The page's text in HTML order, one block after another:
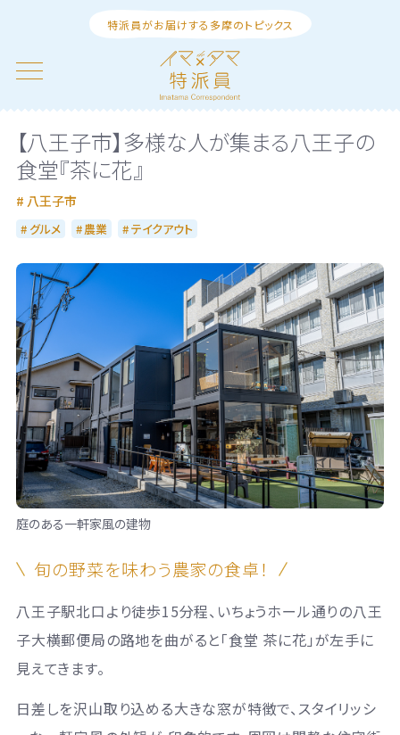
特派員がお届けする多摩のトピックス
【八王子市】多様な人が集まる八王子の
食堂『茶に花』
八王子市
グルメ 農業 テイクアウト
庭のある一軒家風の建物
旬の野菜を味わう農家の食卓！
八王子駅北口より徒歩15分程、いちょうホール通りの八王
子大横郵便局の路地を曲がると「食堂 茶に花」が左手に
見えてきます。
日差しを沢山取り込める大きな窓が特徴で、スタイリッシ